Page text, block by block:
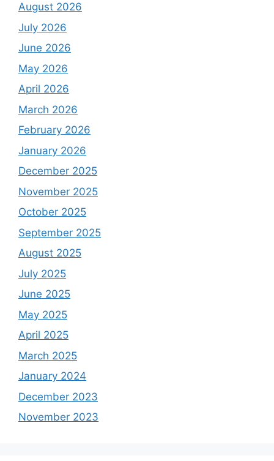
August 2026
July 2026
June 2026
May 2026
April 2026
March 2026
February 2026
January 2026
December 2025
November 2025
October 2025
September 2025
August 2025
July 2025
June 2025
May 2025
April 2025
March 2025
January 2024
December 2023
November 2023